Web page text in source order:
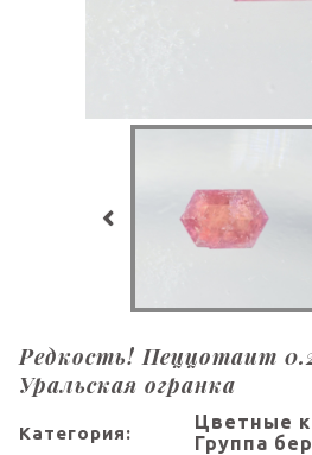
Редкость! Пеццотаит
Уральская огранка
Категория:
Цветные
Группа